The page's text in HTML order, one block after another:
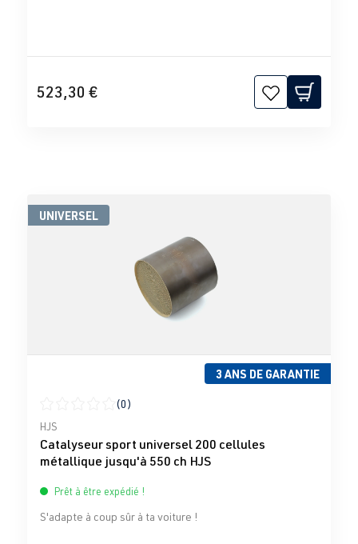
523,30 €
UNIVERSEL
3 ANS DE GARANTIE
Note moyenne de 0 sur 5 étoiles
(0)
HJS
Catalyseur sport universel 200 cellules
métallique jusqu'à 550 ch HJS
Prêt à être expédié !
S'adapte à coup sûr à ta voiture !